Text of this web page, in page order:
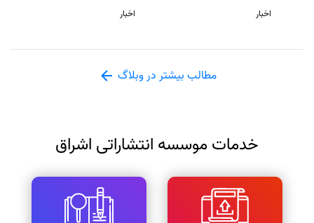
اخبار اخبار
مطالب بیشتر در وبلاگ
خدمات موسسه انتشاراتی اشراق